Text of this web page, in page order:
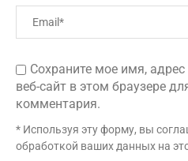
Сохраните мое имя,
веб-сайт в этом браузере
комментария.
* Используя эту форму, вы
обработкой ваших данных на